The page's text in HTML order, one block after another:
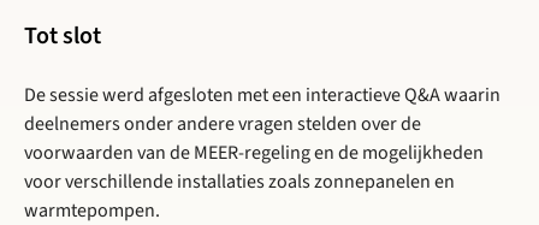
Tot slot
De sessie werd afgesloten met een interactieve Q&A waarin
deelnemers onder andere vragen stelden over de
voorwaarden van de MEER-regeling en de mogelijkheden
voor verschillende installaties zoals zonnepanelen en
warmtepompen.